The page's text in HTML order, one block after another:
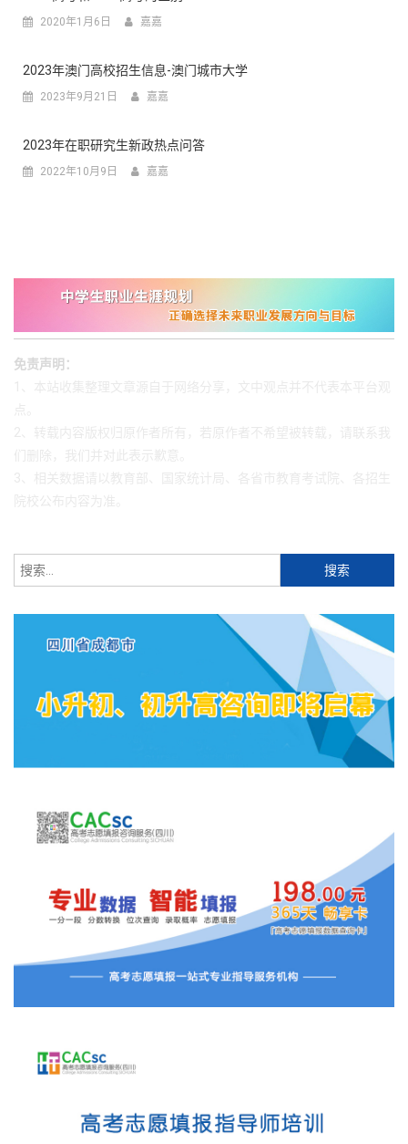
2020年1月6日 嘉嘉
2023年澳门高校招生信息-澳门城市大学
2023年9月21日 嘉嘉
2023年在职研究生新政热点问答
2022年10月9日 嘉嘉
免责声明：
索：